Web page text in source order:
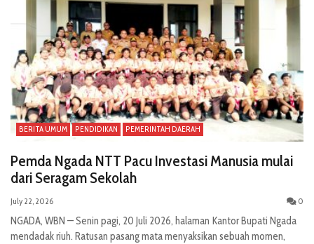
BERITA UMUM PENDIDIKAN PEMERINTAH DAERAH
Pemda Ngada NTT Pacu Investasi Manusia mulai
dari Seragam Sekolah
July 22, 2026 0
NGADA, WBN — Senin pagi, 20 Juli 2026, halaman Kantor Bupati Ngada
mendadak riuh. Ratusan pasang mata menyaksikan sebuah momen,